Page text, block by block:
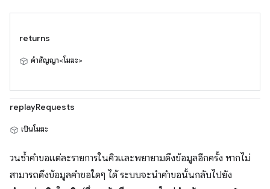
returns
คำสัญญา<โมฆะ>
replayRequests
เป็นโมฆะ
วนซ้ำคำขอแต่ละรายการในคิวและพยายามดึงข้อมูลอีกครั้ง หากไม่
สามารถดึงข้อมูลคำขอใดๆ ได้ ระบบจะนำคำขอนั้นกลับไปยัง